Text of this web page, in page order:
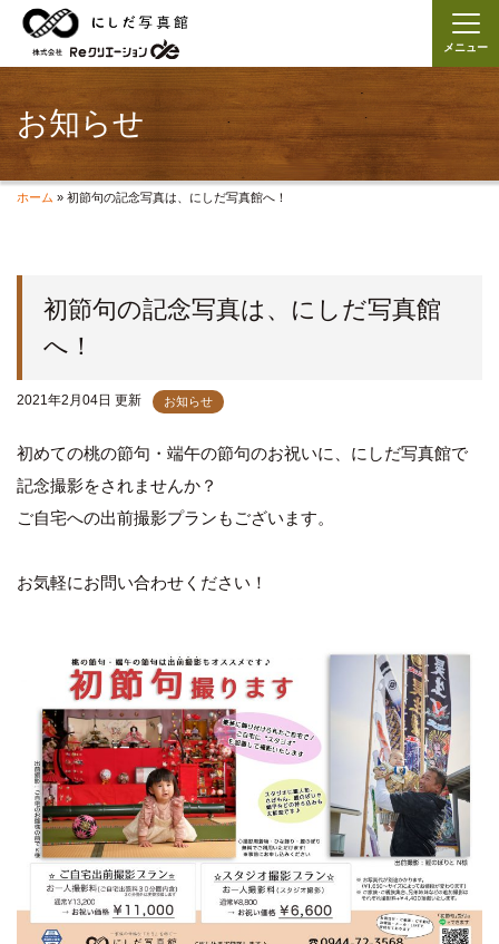
メニュー
お知らせ
ホーム » 初節句の記念写真は、にしだ写真館へ！
初節句の記念写真は、にしだ写真館
へ！
2021年2月04日 更新 お知らせ
初めての桃の節句・端午の節句のお祝いに、にしだ写真館で
記念撮影をされませんか？
ご自宅への出前撮影プランもございます。
お気軽にお問い合わせください！